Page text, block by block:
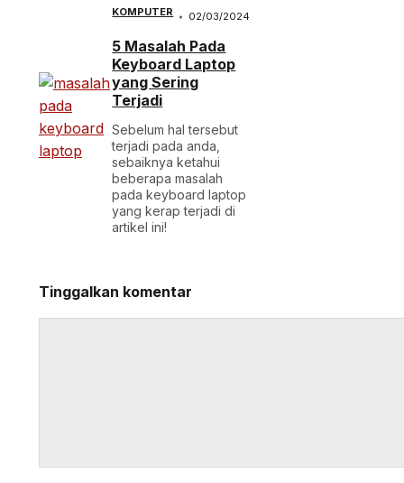
KOMPUTER 02/03/2024
5 Masalah Pada
Keyboard Laptop
yang Sering
Terjadi
Sebelum hal tersebut
terjadi pada anda,
sebaiknya ketahui
beberapa masalah
pada keyboard laptop
yang kerap terjadi di
artikel ini!
Tinggalkan komentar